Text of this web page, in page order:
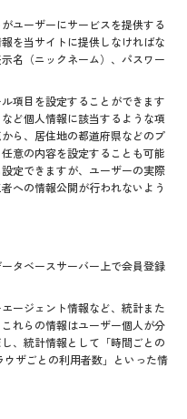
ユーザーにサービスを提供する
を当サイトに提供しなければな
名（ニックネーム）、パスワー
項目を設定することができます
ど個人情報に該当するような項
ら、居住地の都道府県などのプ
意の内容を設定することも可能
定できますが、ユーザーの実際
への情報公開が行われないよう
タベースサーバー上で会員登録
ージェント情報など、統計また
れらの情報はユーザー個人が分
、統計情報として「時間ごとの
ザごとの利用者数」といった情